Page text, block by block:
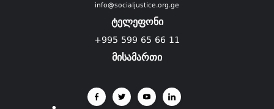
info@socialjustice.org.ge
ტელეფონი
+995 599 65 66 11
მისამართი